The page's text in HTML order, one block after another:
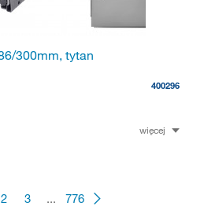
300mm, tytan
400296
więcej
2 3 ... 776